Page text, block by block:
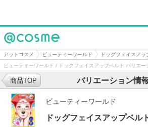
@cosme
アットコスメ ビューティーワールド ドッグフェイスアッ
ビューティーワールド / ドッグフェイスアップベルト バリエー
バリエーション情
商品TOP
ビューティーワールド
ドッグフェイスアップベル